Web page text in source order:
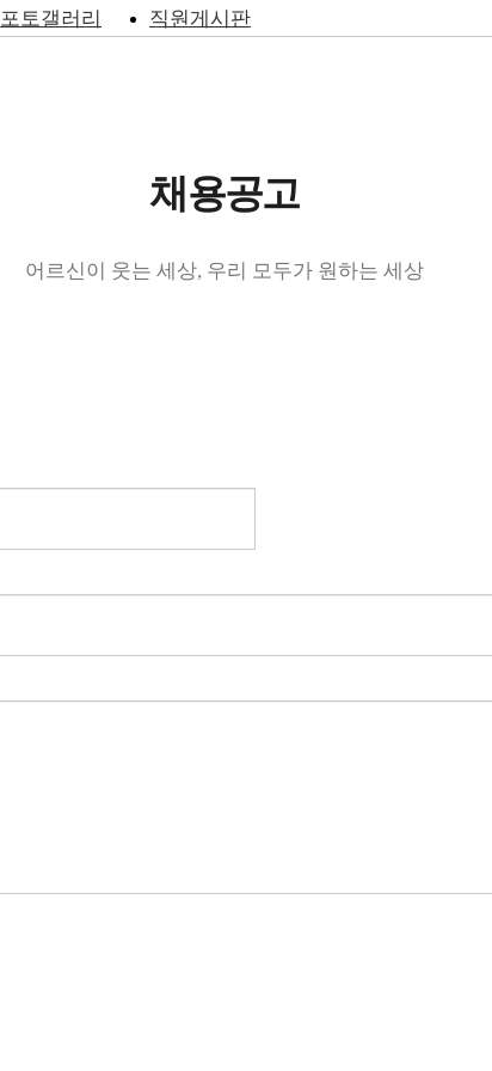
포토갤러리 직원게시판
채용공고
어르신이 웃는 세상, 우리 모두가 원하는 세상